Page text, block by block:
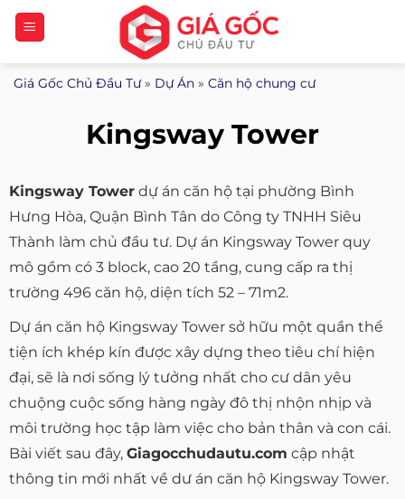
Bỏ
qua
nội
dung
Giá Gốc Chủ Đầu Tư» Dự Án » Căn hộ chung cư
Kingsway Tower
Kingsway Tower dự án căn hộ tại phường Bình
Hưng Hòa, Quận Bình Tân do Công ty TNHH Siêu
Thành làm chủ đầu tư. Dự án Kingsway Tower quy
mô gồm có 3 block, cao 20 tầng, cung cấp ra thị
trường 496 căn hộ, diện tích 52 – 71m2.
Dự án căn hộ Kingsway Tower sở hữu một quần thể
tiện ích khép kín được xây dựng theo tiêu chí hiện
đại, sẽ là nơi sống lý tưởng nhất cho cư dân yêu
chuộng cuộc sống hàng ngày đô thị nhộn nhịp và
môi trường học tập làm việc cho bản thân và con cái.
Bài viết sau đây, Giagocchudautu.com cập nhật
thông tin mới nhất về dư án căn hộ Kingsway Tower.